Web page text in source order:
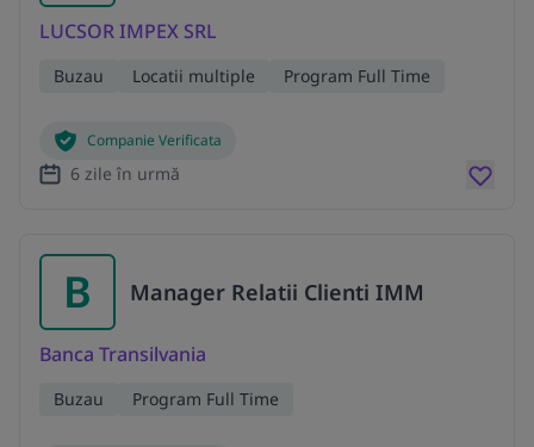
LUCSOR IMPEX SRL
Buzau Locatii multiple Program Full Time
Companie Verificata
6 zile în urmă
B Manager Relatii Clienti IMM
Banca Transilvania
Buzau Program Full Time